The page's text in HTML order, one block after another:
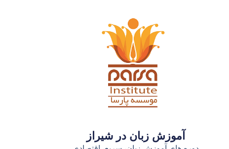
آموزش زبان در شیراز